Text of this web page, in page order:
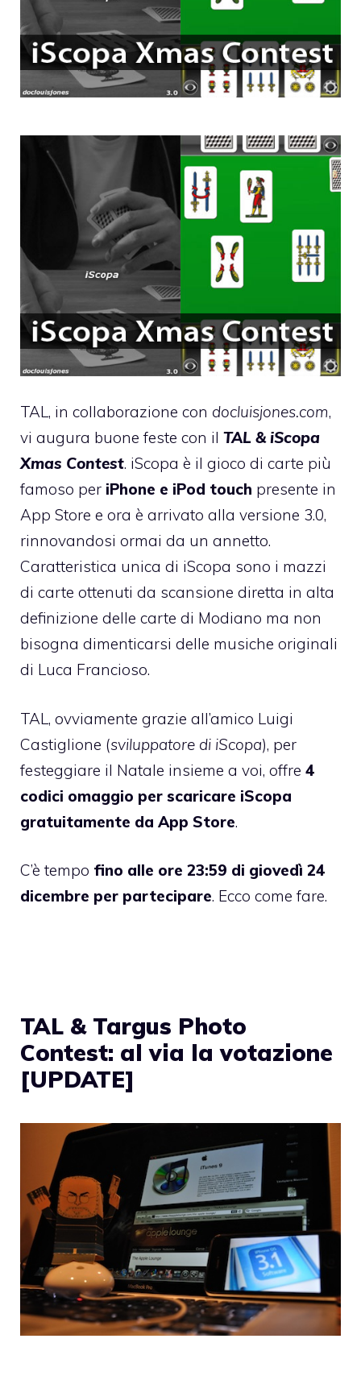
TAL, in collaborazione con docluisjones.com,
vi augura buone feste con il TAL & iScopa
Xmas Contest. iScopa è il gioco di carte più
famoso per iPhone e iPod touch presente in
App Store e ora è arrivato alla versione 3.0,
rinnovandosi ormai da un annetto.
Caratteristica unica di iScopa sono i mazzi
di carte ottenuti da scansione diretta in alta
definizione delle carte di Modiano ma non
bisogna dimenticarsi delle musiche originali
di Luca Francioso.
TAL, ovviamente grazie all’amico Luigi
Castiglione (sviluppatore di iScopa), per
festeggiare il Natale insieme a voi, offre 4
codici omaggio per scaricare iScopa
gratuitamente da App Store.
C’è tempo fino alle ore 23:59 di giovedì 24
dicembre per partecipare. Ecco come fare.
TAL & Targus Photo
Contest: al via la votazione
[UPDATE]